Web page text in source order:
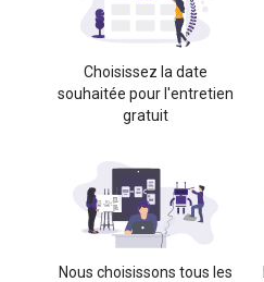
Choisissez la date
souhaitée pour l'entretien
gratuit
Nous choisissons tous les